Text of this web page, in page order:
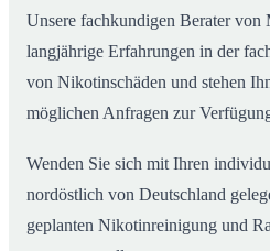
Unsere fachkundigen Berater von
langjährige Erfahrungen in der
von Nikotinschäden und stehen
möglichen Anfragen zur
Wenden Sie sich mit Ihren
nordöstlich von Deutschland
geplanten Nikotinreinigung und